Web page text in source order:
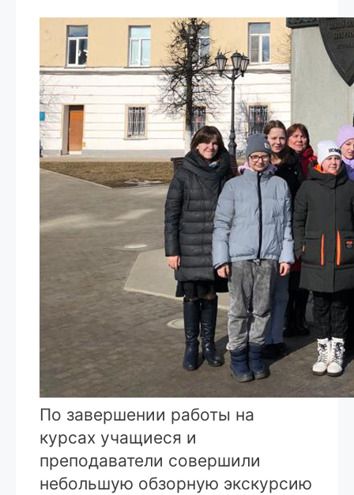
По завершении работы на
курсах учащиеся и
преподаватели совершили
небольшую обзорную экскурсию